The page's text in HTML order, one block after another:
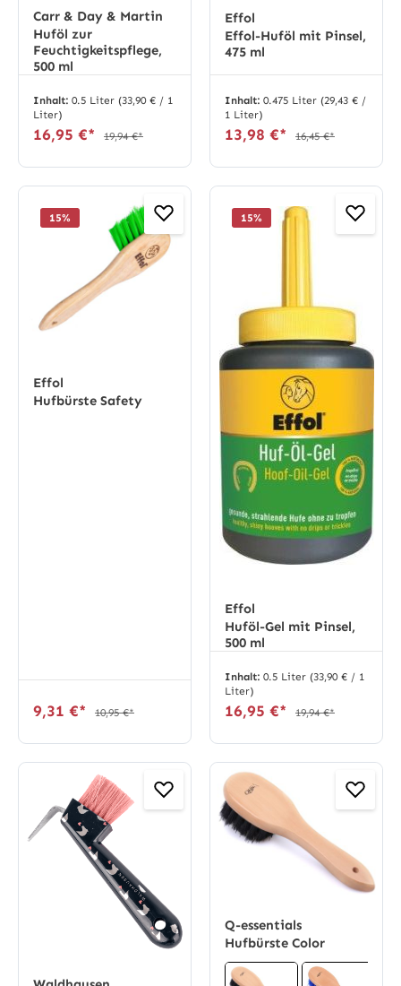
Carr & Day & Martin
Huföl zur
Feuchtigkeitspflege,
500 ml
Inhalt: 0.5 Liter (33,90 € / 1
Liter)
16,95 €* 19,94 €*
Effol
Effol-Huföl mit Pinsel,
475 ml
Inhalt: 0.475 Liter (29,43 € /
1 Liter)
13,98 €* 16,45 €*
15%
Effol
Hufbürste Safety
9,31 €* 10,95 €*
15%
Effol
Huföl-Gel mit Pinsel,
500 ml
Inhalt: 0.5 Liter (33,90 € / 1
Liter)
16,95 €* 19,94 €*
Q-essentials
Hufbürste Color